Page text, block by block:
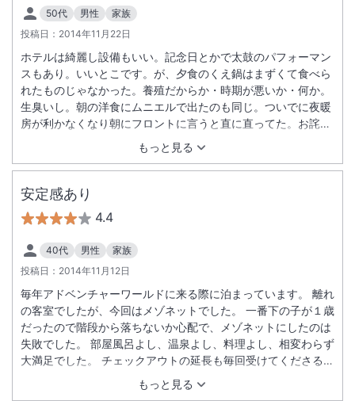
50代 男性
家族
投稿日： 2014年11月22日
もっと見る
ホテルは綺麗し設備もいい。記念日とかで太鼓のパフォーマン
スもあり。いいとこです。が、夕食のくえ鍋はまずくて食べら
れたものじゃなかった。養殖だからか・時期が悪いか・何か。
生臭いし。朝の洋食にムニエルで出たのも同じ。ついでに夜暖
房が利かなくなり朝にフロントに言うと直に直ってた。お詫び
の言葉はなし。中国人観光客にはいいホテルと。
安定感あり
4.4
40代 男性
家族
投稿日： 2014年11月12日
もっと見る
毎年アドベンチャーワールドに来る際に泊まっています。 離れ
の客室でしたが、今回はメゾネットでした。 一番下の子が１歳
だったので階段から落ちないか心配で、メゾネットにしたのは
失敗でした。 部屋風呂よし、温泉よし、料理よし、相変わらず
大満足でした。 チェックアウトの延長も毎回受けてくださるの
で最終便の飛行機で帰るのに助かります。ここ以外は泊まれま
せんね．．．しかし、お値段はやはりかかりますね．．．。